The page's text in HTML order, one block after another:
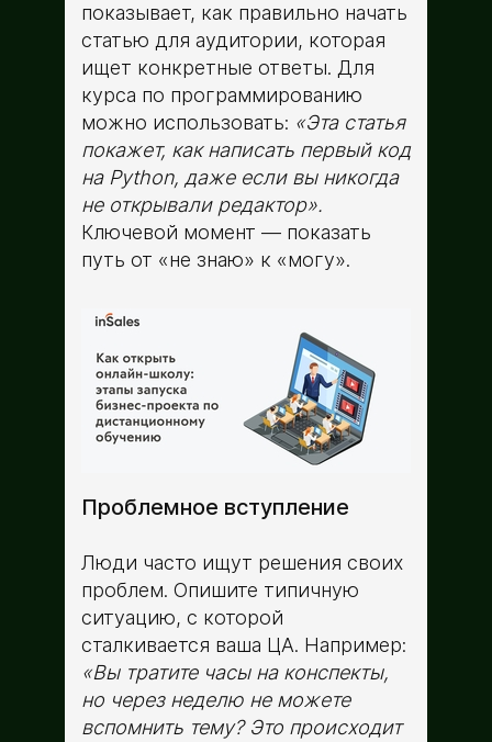
показывает, как правильно начать
статью для аудитории, которая
ищет конкретные ответы. Для
курса по программированию
можно использовать: «Эта статья
покажет, как написать первый код
на Python, даже если вы никогда
не открывали редактор».
Ключевой момент — показать
путь от «не знаю» к «могу».
Проблемное вступление
Люди часто ищут решения своих
проблем. Опишите типичную
ситуацию, с которой
сталкивается ваша ЦА. Например:
«Вы тратите часы на конспекты,
но через неделю не можете
вспомнить тему? Это происходит